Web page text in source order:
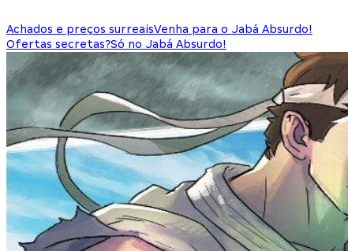
Achados e preços surreaisVenha para o Jabá Absurdo!
Ofertas secretas?Só no Jabá Absurdo!